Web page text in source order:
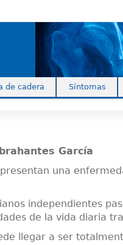
de cadera Síntomas
García
una
independientes
de la vida diaria
llegar a ser